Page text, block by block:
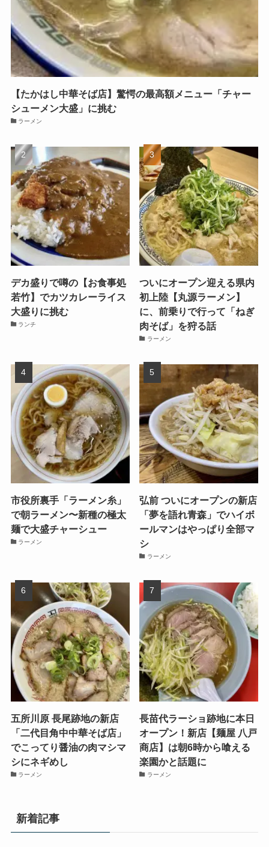
【たかはし中華そば店】驚愕の最高額メニュー「チャー
シューメン大盛」に挑む
ラーメン
デカ盛りで噂の【お食事処
若竹】でカツカレーライス
大盛りに挑む
ランチ
ついにオープン迎える県内
初上陸【丸源ラーメン】
に、前乗りで行って「ねぎ
肉そば」を狩る話
ラーメン
市役所裏手「ラーメン糸」
で朝ラーメン〜新種の極太
麺で大盛チャーシュー
ラーメン
弘前 ついにオープンの新店
「夢を語れ青森」でハイボ
ールマンはやっぱり全部マ
シ
ラーメン
五所川原 長尾跡地の新店
「二代目角中中華そば店」
でこってり醤油の肉マシマ
シにネギめし
ラーメン
長苗代ラーショ跡地に本日
オープン！新店【麺屋 八戸
商店】は朝6時から喰える
楽園かと話題に
ラーメン
新着記事